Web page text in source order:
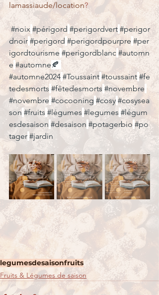
lamassiaude/location?
#noix #périgord #perigordvert #perigor
dnoir #perigord #perigordpourpre #per
igordtourisme #perigordblanc #automn
e #automne🍂
#automne2024 #Toussaint #toussaint #fe
tedesmorts #fêtedesmorts #novembre
#novembre #cocooning #cosy #cosysea
son #fruits #légumes #legumes #légum
esdesaison #desaison #potagerbio #po
tager #jardin
legumesdesaisonfruits
Fruits & Légumes de saison